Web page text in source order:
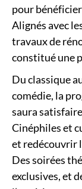
pour
Alignés avec
travaux de
constitué une
Du classique
comédie, la
saura
Cinéphiles et
et redécouvrir
Des soirées
exclusives, et